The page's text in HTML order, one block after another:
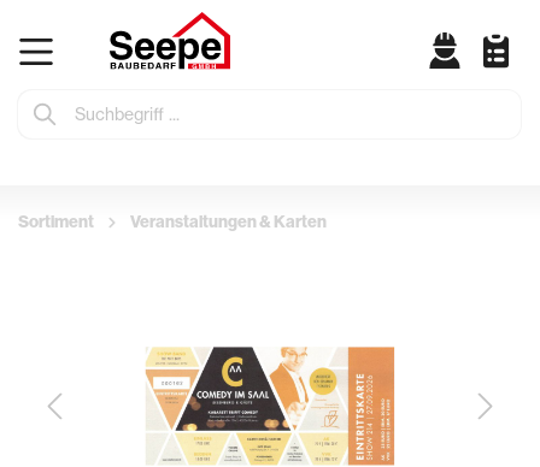
Sortiment Veranstaltungen & Karten